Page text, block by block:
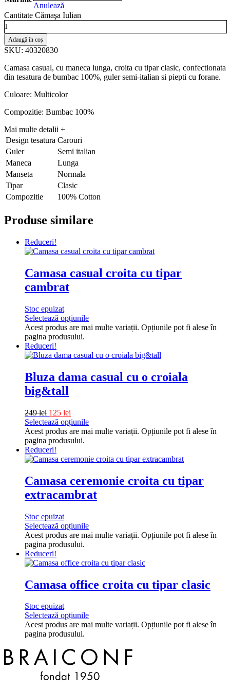
Anulează
Cantitate Cămaşa Iulian
Adaugă în coș
SKU: 40320830
Camasa casual, cu maneca lunga, croita cu tipar clasic, confectionata
din tesatura de bumbac 100%, guler semi-italian si piepti cu forane.
Culoare: Multicolor
Compozitie: Bumbac 100%
Mai multe detalii +
Design tesatura Carouri
Guler
Semi italian
Maneca
Lunga
Manseta
Normala
Tipar
Clasic
Compozitie
100% Cotton
Produse similare
Reduceri!
Camasa casual croita cu tipar
cambrat
Stoc epuizat
Selectează opțiunile
Acest produs are mai multe variații. Opțiunile pot fi alese în
pagina produsului.
Reduceri!
Bluza dama casual cu o croiala
big&tall
249lei 125 lei
Selectează opțiunile
Acest produs are mai multe variații. Opțiunile pot fi alese în
pagina produsului.
Reduceri!
Camasa ceremonie croita cu tipar
extracambrat
Stoc epuizat
Selectează opțiunile
Acest produs are mai multe variații. Opțiunile pot fi alese în
pagina produsului.
Reduceri!
Camasa office croita cu tipar clasic
Stoc epuizat
Selectează opțiunile
Acest produs are mai multe variații. Opțiunile pot fi alese în
pagina produsului.